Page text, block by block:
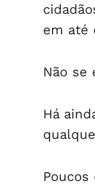
em até
Não se
Há